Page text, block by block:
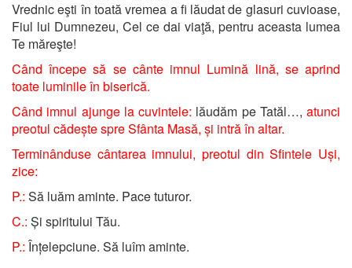
Vrednic eşti în toată vremea a fi lăudat de glasuri cuvioase,
Fiul lui Dumnezeu, Cel ce dai viaţă, pentru aceasta lumea
Te măreşte!
Când începe să se cânte imnul Lumină lină, se aprind
toate luminile în biserică.
Când imnul ajunge la cuvintele: lăudăm pe Tatăl…, atunci
preotul cădește spre Sfânta Masă, și intră în altar.
Terminânduse cântarea imnului, preotul din Sfintele Uși,
zice:
P.: Să luăm aminte. Pace tuturor.
C.: Și spiritului Tău.
P.: Înțelepciune. Să luîm aminte.